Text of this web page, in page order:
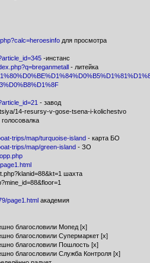
для просмотра
-инстанс
- литейка
- завод
14-resursy-v-gose-tsena-i-kolichestvo
trips/map/turquoise-island- карта БО
trips/map/green-island- ЗО
шахта
page1.htmlакадемия
благословили Мопед [х]
благословили Супермаркет [х]
благословили Пошлость [x]
благословили Служба Контроля [x]